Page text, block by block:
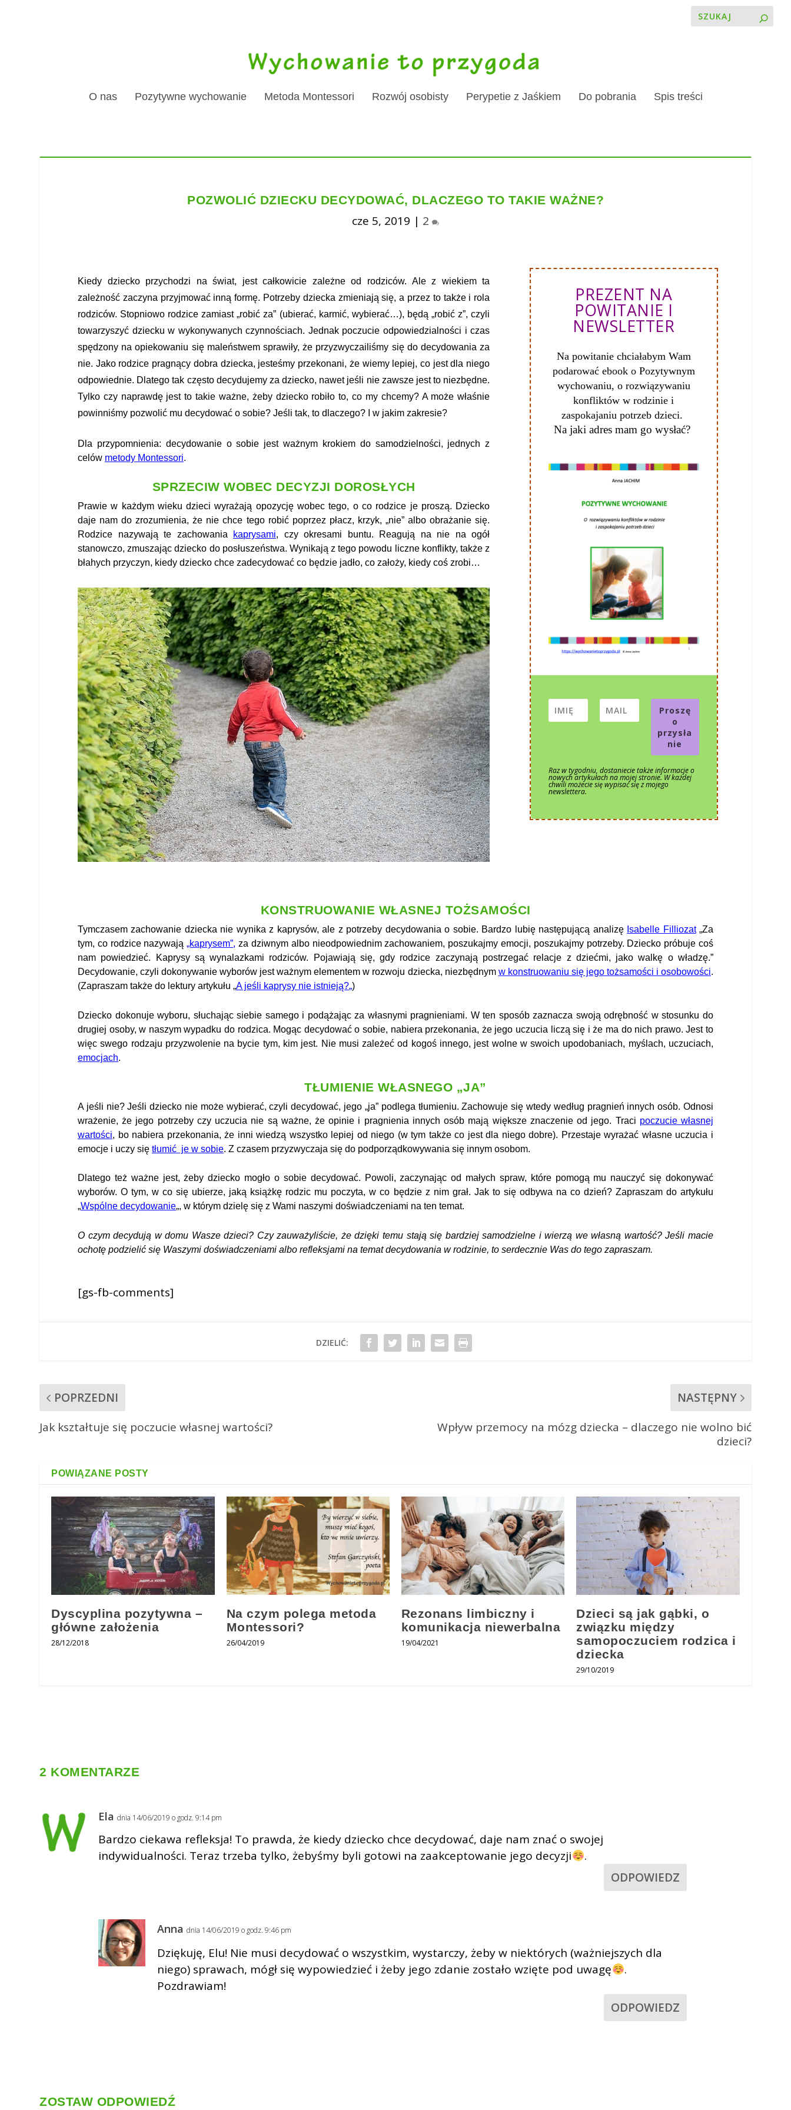
O nas Pozytywne wychowanie Metoda Montessori Rozwój osobisty Perypetie z Jaśkiem Do pobrania Spis treści
POZWOLIĆ DZIECKU DECYDOWAĆ, DLACZEGO TO TAKIE WAŻNE?
cze 5, 2019 | 2
Kiedy dziecko przychodzi na świat, jest całkowicie zależne od rodziców. Ale z wiekiem ta
zależność zaczyna przyjmować inną formę. Potrzeby dziecka zmieniają się, a przez to także i rola
rodziców. Stopniowo rodzice zamiast „robić za” (ubierać, karmić, wybierać…), będą „robić z”, czyli
towarzyszyć dziecku w wykonywanych czynnościach. Jednak poczucie odpowiedzialności i czas
spędzony na opiekowaniu się maleństwem sprawiły, że przyzwyczailiśmy się do decydowania za
nie. Jako rodzice pragnący dobra dziecka, jesteśmy przekonani, że wiemy lepiej, co jest dla niego
odpowiednie. Dlatego tak często decydujemy za dziecko, nawet jeśli nie zawsze jest to niezbędne.
Tylko czy naprawdę jest to takie ważne, żeby dziecko robiło to, co my chcemy? A może właśnie
powinniśmy pozwolić mu decydować o sobie? Jeśli tak, to dlaczego? I w jakim zakresie?
Dla przypomnienia: decydowanie o sobie jest ważnym krokiem do samodzielności, jednych z
celów metody Montessori.
SPRZECIW WOBEC DECYZJI DOROSŁYCH
Prawie w każdym wieku dzieci wyrażają opozycję wobec tego, o co rodzice je proszą. Dziecko
daje nam do zrozumienia, że nie chce tego robić poprzez płacz, krzyk, „nie” albo obrażanie się.
Rodzice nazywają te zachowania
kaprysami, czy okresami buntu. Reagują na nie na ogół
stanowczo, zmuszając dziecko do posłuszeństwa. Wynikają z tego powodu liczne konflikty, także z
błahych przyczyn, kiedy dziecko chce zadecydować co będzie jadło, co założy, kiedy coś zrobi…
PREZENT NA
POWITANIE I
NEWSLETTER
Na powitanie chciałabym Wam
podarować ebook o Pozytywnym
wychowaniu, o rozwiązywaniu
konfliktów w rodzinie i
zaspokajaniu potrzeb dzieci.
Na jaki adres mam go wysłać?
Proszę
o
przysła
nie
Raz w tygodniu, dostaniecie także informacje o
nowych artykułach na mojej stronie. W każdej
chwili możecie się wypisać się z mojego
newslettera.
KONSTRUOWANIE WŁASNEJ TOŻSAMOŚCI
Tymczasem zachowanie dziecka nie wynika z kaprysów, ale z potrzeby decydowania o sobie. Bardzo lubię następującą analizę Isabelle Filliozat„Za
tym, co rodzice nazywają„kaprysem”, za dziwnym albo nieodpowiednim zachowaniem, poszukajmy emocji, poszukajmy potrzeby. Dziecko próbuje coś
nam powiedzieć. Kaprysy są wynalazkami rodziców. Pojawiają się, gdy rodzice zaczynają postrzegać relacje z dziećmi, jako walkę o władzę.”
Decydowanie, czyli dokonywanie wyborów jest ważnym elementem w rozwoju dziecka, niezbędnym w konstruowaniu się jego tożsamości i osobowości.
(Zapraszam także do lektury artykułu „Ajeśli kaprysy nie istnieją?„)
Dziecko dokonuje wyboru, słuchając siebie samego i podążając za własnymi pragnieniami. W ten sposób zaznacza swoją odrębność w stosunku do
drugiej osoby, w naszym wypadku do rodzica. Mogąc decydować o sobie, nabiera przekonania, że jego uczucia liczą się i że ma do nich prawo. Jest to
więc swego rodzaju przyzwolenie na bycie tym, kim jest. Nie musi zależeć od kogoś innego, jest wolne w swoich upodobaniach, myślach, uczuciach,
emocjach.
TŁUMIENIE WŁASNEGO „JA”
A jeśli nie? Jeśli dziecko nie może wybierać, czyli decydować, jego „ja” podlega tłumieniu. Zachowuje się wtedy według pragnień innych osób. Odnosi
wrażenie, że jego potrzeby czy uczucia nie są ważne, że opinie i pragnienia innych osób mają większe znaczenie od jego. Traci poczucie własnej
wartości, bo nabiera przekonania, że inni wiedzą wszystko lepiej od niego (w tym także co jest dla niego dobre). Przestaje wyrażać własne uczucia i
emocje i uczy się tłumić je w sobie. Z czasem przyzwyczaja się do podporządkowywania się innym osobom.
Dlatego też ważne jest, żeby dziecko mogło o sobie decydować. Powoli, zaczynając od małych spraw, które pomogą mu nauczyć się dokonywać
wyborów. O tym, w co się ubierze, jaką książkę rodzic mu poczyta, w co będzie z nim grał. Jak to się odbywa na co dzień? Zapraszam do artykułu
„Wspólne decydowanie„, w którym dzielę się z Wami naszymi doświadczeniami na ten temat.
O czym decydują w domu Wasze dzieci? Czy zauważyliście, że dzięki temu stają się bardziej samodzielne i wierzą we własną wartość? Jeśli macie
ochotę podzielić się Waszymi doświadczeniami albo refleksjami na temat decydowania w rodzinie, to serdecznie Was do tego zapraszam.
[gs-fb-comments]
DZIELIĆ:
POPRZEDNI
Jak kształtuje się poczucie własnej wartości?
NASTĘPNY
Wpływ przemocy na mózg dziecka – dlaczego nie wolno bić
dzieci?
POWIĄZANE POSTY
Dyscyplina pozytywna –
główne założenia
28/12/2018
Na czym polega metoda
Montessori?
26/04/2019
Rezonans limbiczny i
komunikacja niewerbalna
19/04/2021
Dzieci są jak gąbki, o
związku między
samopoczuciem rodzica i
dziecka
29/10/2019
2 KOMENTARZE
Ela dnia 14/06/2019 o godz. 9:14 pm
Bardzo ciekawa refleksja! To prawda, że kiedy dziecko chce decydować, daje nam znać o swojej
indywidualności. Teraz trzeba tylko, żebyśmy byli gotowi na zaakceptowanie jego decyzji
.
ODPOWIEDZ
Anna dnia 14/06/2019 o godz. 9:46 pm
Dziękuję, Elu! Nie musi decydować o wszystkim, wystarczy, żeby w niektórych (ważniejszych dla
niego) sprawach, mógł się wypowiedzieć i żeby jego zdanie zostało wzięte pod uwagę
.
Pozdrawiam!
ODPOWIEDZ
ZOSTAW ODPOWIEDŹ